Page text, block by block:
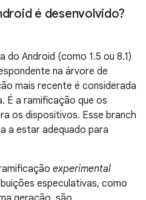
é desenvolvido?
Android (como 1.5 ou 8.1)
na árvore de
mais recente é considerada
É a ramificação que os
os dispositivos. Esse branch
a estar adequado para
experimental
especulativas, como